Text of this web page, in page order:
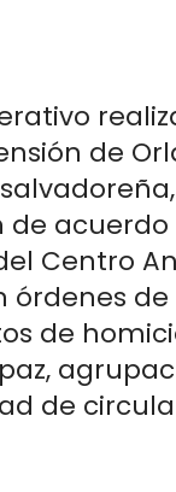
de
de
Centro
órdenes
de
de